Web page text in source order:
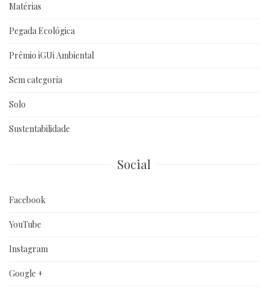
Matérias
Pegada Ecológica
Prêmio iGUi Ambiental
Sem categoria
Solo
Sustentabilidade
Social
Facebook
YouTube
Instagram
Google +